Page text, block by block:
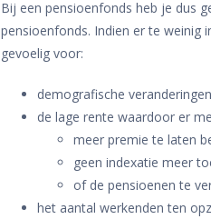
Bij een pensioenfonds heb je dus
pensioenfonds. Indien er te weinig
gevoelig voor:
demografische
de lage rente waardoor er
meer premie te laten
geen indexatie meer
of de pensioenen te
het aantal werkenden ten